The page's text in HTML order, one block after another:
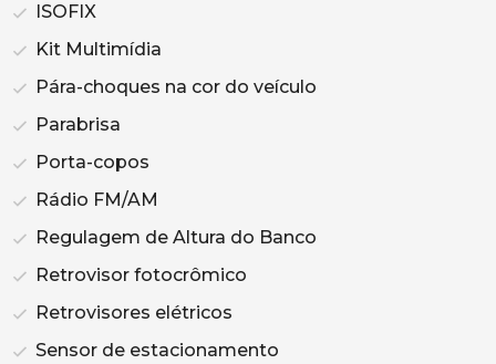
ISOFIX
Kit Multimídia
Pára-choques na cor do veículo
Parabrisa
Porta-copos
Rádio FM/AM
Regulagem de Altura do Banco
Retrovisor fotocrômico
Retrovisores elétricos
Sensor de estacionamento